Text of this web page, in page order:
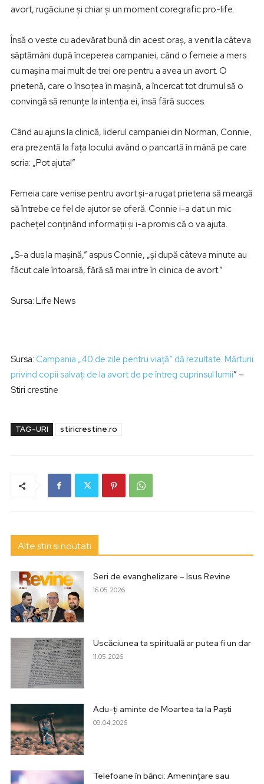
avort, rugăciune şi chiar şi un moment coregrafic pro-life.
Însă o veste cu adevărat bună din acest oraş, a venit la câteva
săptămâni după începerea campaniei, când o femeie a mers
cu maşina mai mult de trei ore pentru a avea un avort. O
prietenă, care o însoţea în maşină, a încercat tot drumul să o
convingă să renunţe la intenţia ei, însă fără succes.
Când au ajuns la clinică, liderul campaniei din Norman, Connie,
era prezentă la faţa locului având o pancartă în mână pe care
scria: „Pot ajuta!”
Femeia care venise pentru avort şi-a rugat prietena să meargă
să întrebe ce fel de ajutor se oferă. Connie i-a dat un mic
pacheţel conţinând informaţii şi i-a promis că o va ajuta.
„S-a dus la maşină,” aspus Connie, „şi după câteva minute au
făcut cale întoarsă, fără să mai intre în clinica de avort.”
Sursa: Life News
Sursa: Campania „40 de zile pentru viaţă” dă rezultate. Mărturii
privind copii salvaţi de la avort de pe întreg cuprinsul lumii” –
Stiri crestine
TAG-URI stiricrestine.ro
Alte stiri si noutati
Seri de evanghelizare – Isus Revine
16.05.2026
Uscăciunea ta spirituală ar putea fi un dar
11.05.2026
Adu-ți aminte de Moartea ta la Paști
09.04.2026
Telefoane în bănci: Amenințare sau